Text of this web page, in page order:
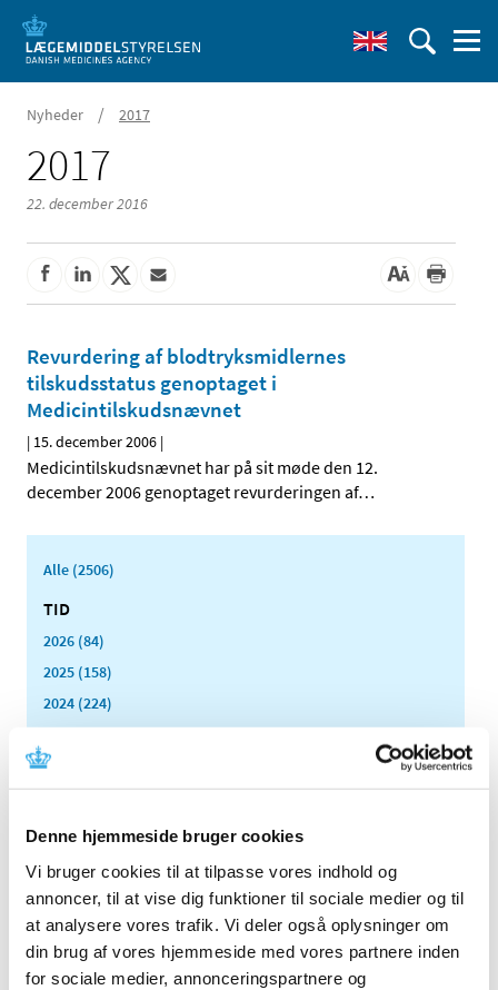
Denne hjemmeside bruger cookies
Vi bruger cookies til at tilpasse vores indhold og
annoncer, til at vise dig funktioner til sociale medier og til
at analysere vores trafik. Vi deler også oplysninger om
din brug af vores hjemmeside med vores partnere inden
for sociale medier, annonceringspartnere og
Nyheder / 2017
2017
22. december 2016
Revurdering af blodtryksmidlernes
tilskudsstatus genoptaget i
Medicintilskudsnævnet
| 15. december 2006 |
Medicintilskudsnævnet har på sit møde den 12.
december 2006 genoptaget revurderingen af…
Alle (2506)
TID
2026 (84)
2025 (158)
2024 (224)
2023 (195)
2022 (197)
2021 (516)
2020 (263)
2018 (150)
2017 (167)
2016 (167)
2015 (33)